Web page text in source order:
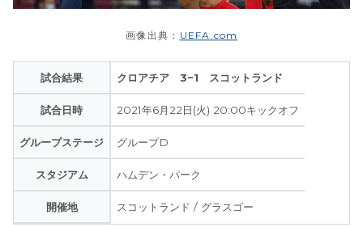
画像出典： UEFA.com
試合結果 クロアチア 3−1 スコットランド
試合日時 2021年6月22日(火) 20:00キックオフ
グループステージ グループD
スタジアム ハムデン・パーク
開催地 スコットランド / グラスゴー